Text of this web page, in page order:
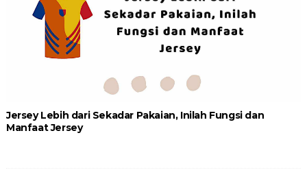
Jersey Lebih dari Sekadar Pakaian, Inilah Fungsi dan
Manfaat Jersey